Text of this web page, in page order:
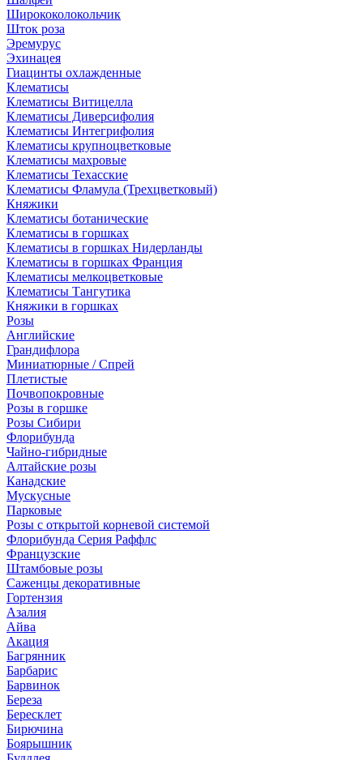
Ширококолокольчик
Шток роза
Эремурус
Эхинацея
Гиацинты охлажденные
Клематисы
Клематисы Витицелла
Клематисы Диверсифолия
Клематисы Интегрифолия
Клематисы крупноцветковые
Клематисы махровые
Клематисы Техасские
Клематисы Фламула (Трехцветковый)
Княжики
Клематисы ботанические
Клематисы в горшках
Клематисы в горшках Нидерланды
Клематисы в горшках Франция
Клематисы мелкоцветковые
Клематисы Тангутика
Княжики в горшках
Розы
Английские
Грандифлора
Миниатюрные / Спрей
Плетистые
Почвопокровные
Розы в горшке
Розы Сибири
Флорибунда
Чайно-гибридные
Алтайские розы
Канадские
Мускусные
Парковые
Розы с открытой корневой системой
Флорибунда Серия Раффлс
Французские
Штамбовые розы
Саженцы декоративные
Гортензия
Азалия
Айва
Акация
Багрянник
Барбарис
Барвинок
Береза
Бересклет
Бирючина
Боярышник